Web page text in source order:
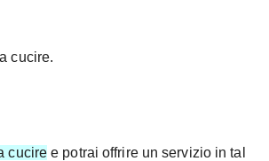
cucire.
cucire e potrai offrire un servizio in tal